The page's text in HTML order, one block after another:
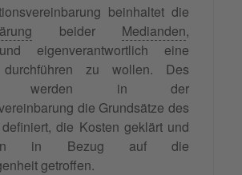
beinhaltet die
beider Medianden,
eigenverantwortlich eine
durchführen zu wollen. Des
werden in der
die Grundsätze des
die Kosten geklärt und
in Bezug auf die
getroffen.